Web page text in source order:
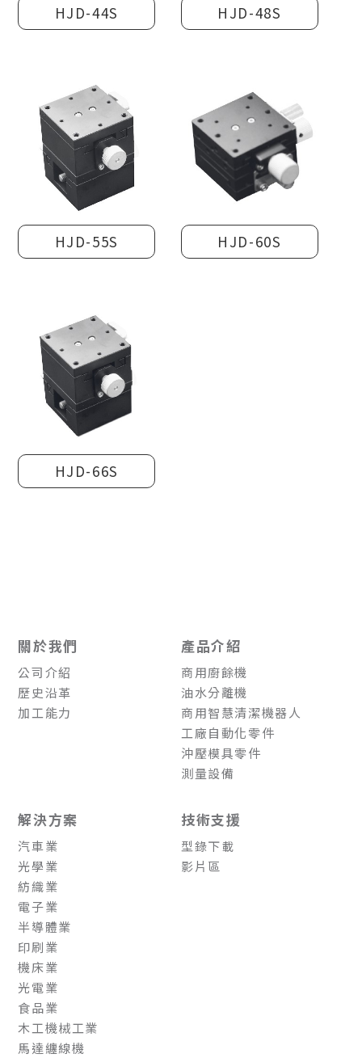
HJD-44S HJD-48S
HJD-55S HJD-60S
HJD-66S
關於我們
公司介紹
歷史沿革
加工能力
產品介紹
商用廚餘機
油水分離機
商用智慧清潔機器人
工廠自動化零件
沖壓模具零件
測量設備
解決方案
汽車業
光學業
紡織業
電子業
半導體業
印刷業
機床業
光電業
食品業
木工機械工業
馬達纏線機
技術支援
型錄下載
影片區